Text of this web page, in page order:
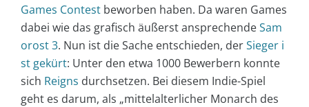
Games Contest beworben haben. Da waren Games
dabei wie das grafisch äußerst ansprechendeSam
orost 3. Nun ist die Sache entschieden, derSieger i
st gekürt: Unter den etwa 1000 Bewerbern konnte
sich Reigns durchsetzen. Bei diesem Indie-Spiel
geht es darum, als „mittelalterlicher Monarch des